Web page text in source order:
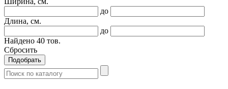
до
Длина, см.
до
Найдено 40 тов.
Сбросить
Подобрать